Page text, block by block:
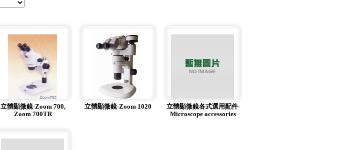
立體顯微鏡-Zoom 700,
Zoom 700TR
立體顯微鏡-Zoom 1020
立體顯微鏡各式選用配件-
Microscope accessories